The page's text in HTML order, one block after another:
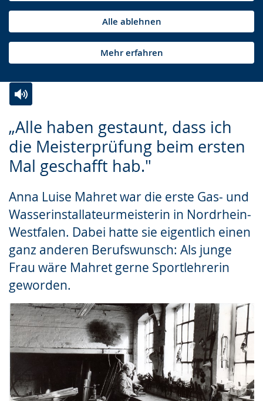
Alle ablehnen
Mehr erfahren
„Alle haben gestaunt, dass ich
die Meisterprüfung beim ersten
Mal geschafft hab."
Anna Luise Mahret war die erste Gas- und
Wasserinstallateurmeisterin in Nordrhein-
Westfalen. Dabei hatte sie eigentlich einen
ganz anderen Berufswunsch: Als junge
Frau wäre Mahret gerne Sportlehrerin
geworden.
Leichten
Sprache
wechseln.
Audio-
Unterstützung.
Video
in
Deutscher
wird
angezeigt.